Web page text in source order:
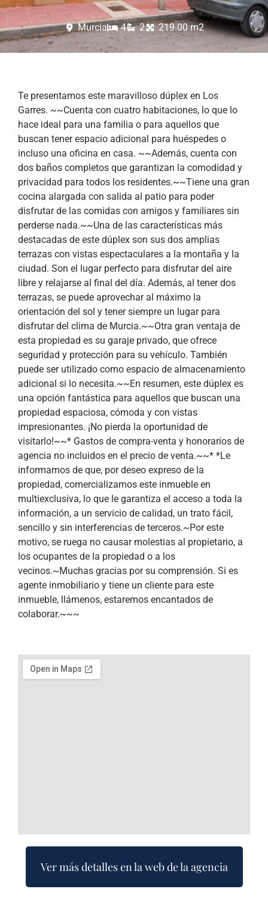
Murcia 4 2 219.00 m2
Te presentamos este maravilloso dúplex en Los
Garres. ~~Cuenta con cuatro habitaciones, lo que lo
hace ideal para una familia o para aquellos que
buscan tener espacio adicional para huéspedes o
incluso una oficina en casa. ~~Además, cuenta con
dos baños completos que garantizan la comodidad y
privacidad para todos los residentes.~~Tiene una gran
cocina alargada con salida al patio para poder
disfrutar de las comidas con amigos y familiares sin
perderse nada.~~Una de las características más
destacadas de este dúplex son sus dos amplias
terrazas con vistas espectaculares a la montaña y la
ciudad. Son el lugar perfecto para disfrutar del aire
libre y relajarse al final del día. Además, al tener dos
terrazas, se puede aprovechar al máximo la
orientación del sol y tener siempre un lugar para
disfrutar del clima de Murcia.~~Otra gran ventaja de
esta propiedad es su garaje privado, que ofrece
seguridad y protección para su vehículo. También
puede ser utilizado como espacio de almacenamiento
adicional si lo necesita.~~En resumen, este dúplex es
una opción fantástica para aquellos que buscan una
propiedad espaciosa, cómoda y con vistas
impresionantes. ¡No pierda la oportunidad de
visitarlo!~~* Gastos de compra-venta y honorarios de
agencia no incluidos en el precio de venta.~~* *Le
informamos de que, por deseo expreso de la
propiedad, comercializamos este inmueble en
multiexclusiva, lo que le garantiza el acceso a toda la
información, a un servicio de calidad, un trato fácil,
sencillo y sin interferencias de terceros.~Por este
motivo, se ruega no causar molestias al propietario, a
los ocupantes de la propiedad o a los
vecinos.~Muchas gracias por su comprensión. Si es
agente inmobiliario y tiene un cliente para este
inmueble, llámenos, estaremos encantados de
colaborar.~~~
Ver más detalles en la web de la agencia